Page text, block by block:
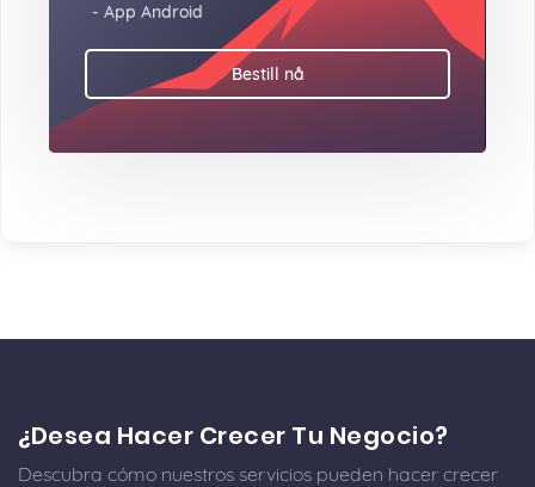
- App Android
Bestill nå
¿Desea Hacer Crecer Tu Negocio?
Descubra cómo nuestros servicios pueden hacer crecer